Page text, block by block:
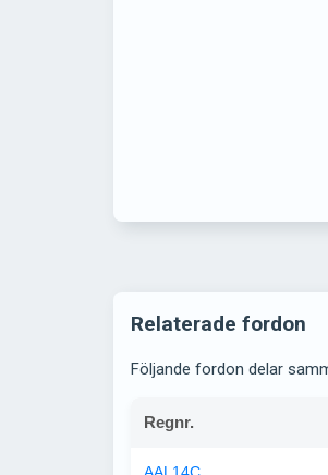
Relaterade fordon
Följande fordon delar
Regnr.